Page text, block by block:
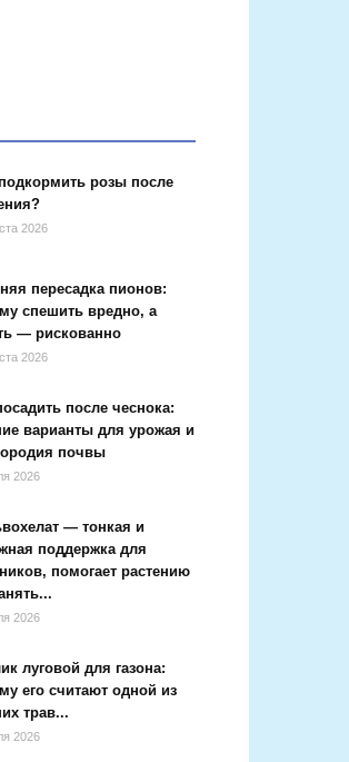
розы после
2026
пересадка пионов:
спешить вредно, а
— рискованно
2026
после чеснока:
варианты для урожая и
почвы
2026
— тонкая и
поддержка для
помогает растению
2026
луговой для газона:
его считают одной из
трав...
2026